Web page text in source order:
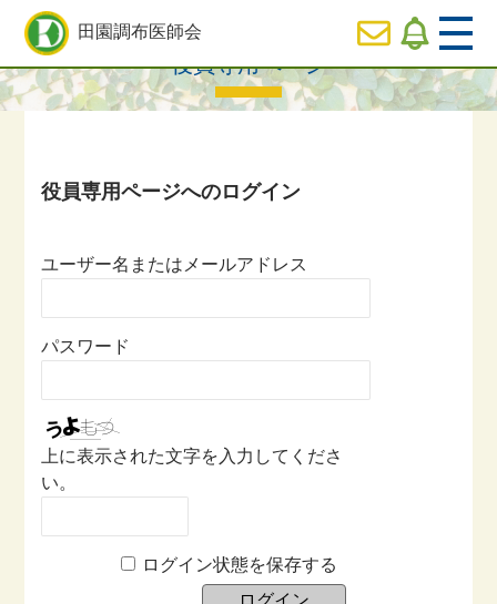
田園調布医師会
  HOME
  役員専用ページ
HOME>
役員専用ページ
ユーザー名またはメールアドレス
パスワード
上に表示された文字を入力してくださ
い。
ログイン状態を保存する